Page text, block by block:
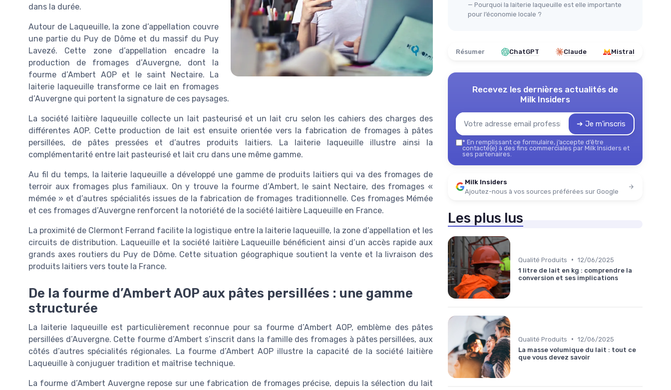
dans la durée.
Autour de Laqueuille, la zone d’appellation couvre
une partie du Puy de Dôme et du massif du Puy
Lavezé. Cette zone d’appellation encadre la
production de fromages d’Auvergne, dont la
fourme d’Ambert AOP et le saint Nectaire. La
laiterie laqueuille transforme ce lait en fromages
d’Auvergne qui portent la signature de ces paysages.
La société laitière laqueuille collecte un lait pasteurisé et un lait cru selon les cahiers des charges des
différentes AOP. Cette production de lait est ensuite orientée vers la fabrication de fromages à pâtes
persillées, de pâtes pressées et d’autres produits laitiers. La laiterie laqueuille illustre ainsi la
complémentarité entre lait pasteurisé et lait cru dans une même gamme.
Au fil du temps, la laiterie laqueuille a développé une gamme de produits laitiers qui va des fromages de
terroir aux fromages plus familiaux. On y trouve la fourme d’Ambert, le saint Nectaire, des fromages «
mémée » et d’autres spécialités issues de la fabrication de fromages traditionnelle. Ces fromages Mémée
et ces fromages d’Auvergne renforcent la notoriété de la société laitière Laqueuille en France.
La proximité de Clermont Ferrand facilite la logistique entre la laiterie laqueuille, la zone d’appellation et les
circuits de distribution. Laqueuille et la société laitière Laqueuille bénéficient ainsi d’un accès rapide aux
grands axes routiers du Puy de Dôme. Cette situation géographique soutient la vente et la livraison des
produits laitiers vers toute la France.
De la fourme d’Ambert AOP aux pâtes persillées : une gamme
structurée
La laiterie laqueuille est particulièrement reconnue pour sa fourme d’Ambert AOP, emblème des pâtes
persillées d’Auvergne. Cette fourme d’Ambert s’inscrit dans la famille des fromages à pâtes persillées, aux
côtés d’autres spécialités régionales. La fourme d’Ambert AOP illustre la capacité de la société laitière
Laqueuille à conjuguer tradition et maîtrise technique.
La fourme d’Ambert Auvergne repose sur une fabrication de fromages précise, depuis la sélection du lait
— Pourquoi la laiterie laqueuille est elle importante
pour l’économie locale ?
Résumer ChatGPT Claude Mistral
Recevez les dernières actualités de
Milk Insiders
➔ Je m'inscris
* En remplissant ce formulaire, j’accepte d’être
contacté(e) à des fins commerciales par Milk Insiders et
ses partenaires.
Milk Insiders
Ajoutez-nous à vos sources préférées sur Google
Les plus lus
Qualité Produits • 12/06/2025
1 litre de lait en kg : comprendre la
conversion et ses implications
Qualité Produits • 12/06/2025
La masse volumique du lait : tout ce
que vous devez savoir